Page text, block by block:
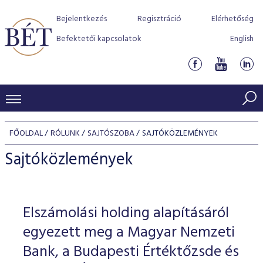
Bejelentkezés Regisztráció
Elérhetőség
Befektetői kapcsolatok
English
KERESKEDÉSI ADATOK
INDEXEK
Jelzáloglevél indexek
Vállalati kötvény indexek
Azonnali Piac
Részvények
Származékos piac
BEFEKTETŐK
Részvény szekció
Hitelpapír szekció
BÉT szabályzatok
Befektetővédelem
Alkalmazott díjstruktúra
Elszámolás
Részvény és vállalati kötvény tőzsdei bevezetését
program
BÉT Xtend - Részvénypiac egyszerűen
TŐZSDETAGOK
Tőzsdetagok, üzletkötők
VENDOROK
FŐOLDAL RÓLUNK SAJTÓSZOBA SAJTÓKÖZLEMÉNYEK
Sajtóközlemények
Elszámolási holding alapításáról
egyezett meg a Magyar Nemzeti
Bank, a Budapesti Értéktőzsde és